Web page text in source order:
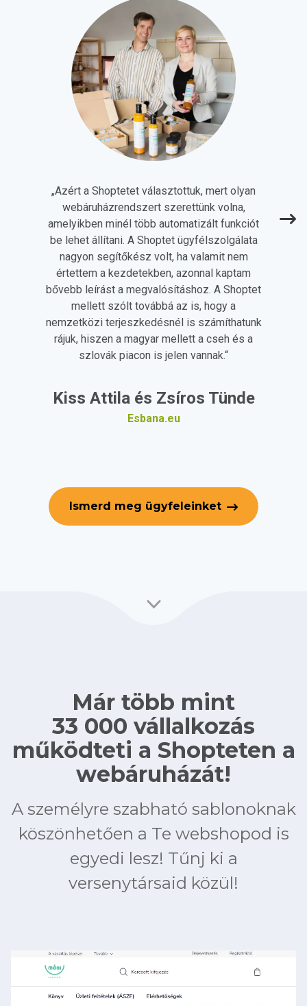
„Azért a Shoptetet választottuk, mert olyan
webáruházrendszert szerettünk volna,
amelyikben minél több automatizált funkciót
be lehet állítani. A Shoptet ügyfélszolgálata
nagyon segítőkész volt, ha valamit nem
értettem a kezdetekben, azonnal kaptam
bővebb leírást a megvalósításhoz. A Shoptet
mellett szólt továbbá az is, hogy a
nemzetközi terjeszkedésnél is számíthatunk
rájuk, hiszen a magyar mellett a cseh és a
szlovák piacon is jelen vannak.“
Kiss Attila és Zsíros Tünde
Esbana.eu
Ismerd meg ügyfeleinket
Már több mint
33 000 vállalkozás
működteti a Shopteten a
webáruházát!
A személyre szabható sablonoknak
köszönhetően a Te webshopod is
egyedi lesz! Tűnj ki a
versenytársaid közül!